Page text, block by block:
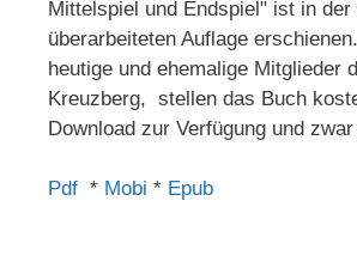
Mittelspiel und Endspiel" ist in der
überarbeiteten Auflage
heutige und ehemalige Mitglieder
Kreuzberg, stellen das Buch
Download zur Verfügung und
Pdf * Mobi * Epub